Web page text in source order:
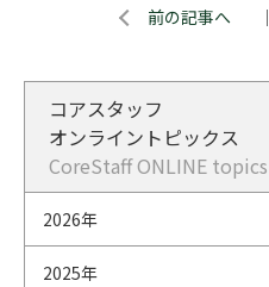
前の記事へ ｜
コアスタッフ
オンライントピックス
CoreStaff ONLINE topics
2026年
2025年